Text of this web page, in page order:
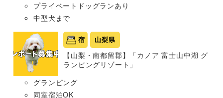
プライベートドッグランあり
中型犬まで
宿 山梨県
【山梨・南都留郡】「カノア 富士山中湖 グ
ランピングリゾート」
グランピング
同室宿泊OK